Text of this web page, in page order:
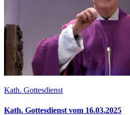
Kath. Gottesdienst
Kath. Gottesdienst vom 16.03.2025